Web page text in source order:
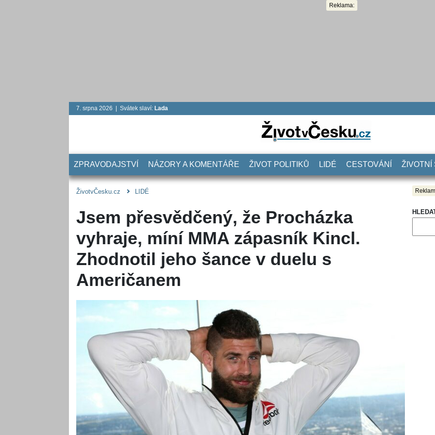
Reklama:
7. srpna 2026 | Svátek slaví: Lada
ZPRAVODAJSTVÍ NÁZORY A KOMENTÁŘE ŽIVOT POLITIKŮ LIDÉ CESTOVÁNÍ ŽIVOTNÍ
ŽivotvČesku.cz LIDÉ
Jsem přesvědčený, že Procházka
vyhraje, míní MMA zápasník Kincl.
Zhodnotil jeho šance v duelu s
Američanem